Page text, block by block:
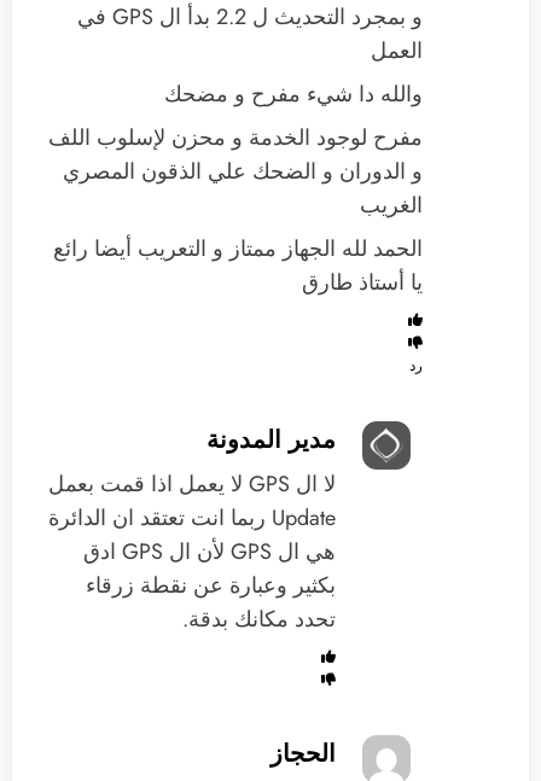
و بمجرد التحديث ل 2.2 بدأ ال GPS في
العمل
والله دا شيء مفرح و مضحك
مفرح لوجود الخدمة و محزن لإسلوب اللف
و الدوران و الضحك علي الذقون المصري
الغريب
الحمد لله الجهاز ممتاز و التعريب أيضا رائع
يا أستاذ طارق
رد
مدير المدونة
لا ال GPS لا يعمل اذا قمت بعمل
Update ربما انت تعتقد ان الدائرة
هي ال GPS لأن ال GPS ادق
بكثير وعبارة عن نقطة زرقاء
تحدد مكانك بدقة.
الحجاز